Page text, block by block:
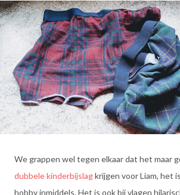
We grappen wel tegen elkaar dat het maar
dubbele kinderbijslagkrijgen voor Liam, het
hobby inmiddels. Het is ook bij vlagen